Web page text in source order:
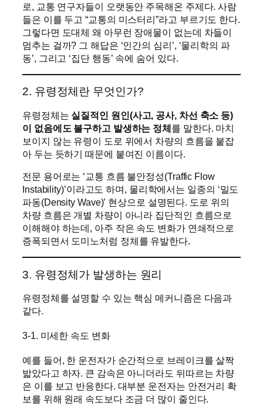
로, 교통 연구자들이 오랫동안 주목해온 주제다. 사람
들은 이를 두고 “교통의 미스터리”라고 부르기도 한다.
그렇다면 도대체 왜 아무런 장애물이 없는데 차들이
멈추는 걸까? 그 해답은 ‘인간의 심리’, ‘물리학의 파
동’, 그리고 ‘집단 행동’ 속에 숨어 있다.
2. 유령정체란 무엇인가?
유령정체는 실질적인 원인(사고, 공사, 차선 축소 등)
이 없음에도 불구하고 발생하는 정체를 말한다. 마치
보이지 않는 유령이 도로 위에서 차량의 흐름을 붙잡
아 두는 듯하기 때문에 붙여진 이름이다.
전문 용어로는 ‘교통 흐름 불안정성(Traffic Flow
Instability)’이라고도 하며, 물리학에서는 일종의 ‘밀도
파동(Density Wave)’ 현상으로 설명된다. 도로 위의
차량 흐름은 개별 차량이 아니라 집단적인 흐름으로
이해해야 하는데, 아주 작은 속도 변화가 연쇄적으로
증폭되면서 도미노처럼 정체를 유발한다.
3. 유령정체가 발생하는 원리
유령정체를 설명할 수 있는 핵심 메커니즘은 다음과
같다.
3-1. 미세한 속도 변화
예를 들어, 한 운전자가 순간적으로 브레이크를 살짝
밟았다고 하자. 큰 감속은 아니더라도 뒤따르는 차량
은 이를 보고 반응한다. 대부분 운전자는 안전거리 확
보를 위해 원래 속도보다 조금 더 많이 줄인다.